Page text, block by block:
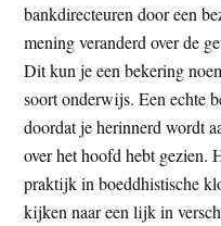
bankdirecteuren door een
mening veranderd over de
Dit kun je een bekering
soort onderwijs. Een echte
doordat je herinnerd wordt
over het hoofd hebt gezien.
praktijk in boeddhistische
kijken naar een lijk in